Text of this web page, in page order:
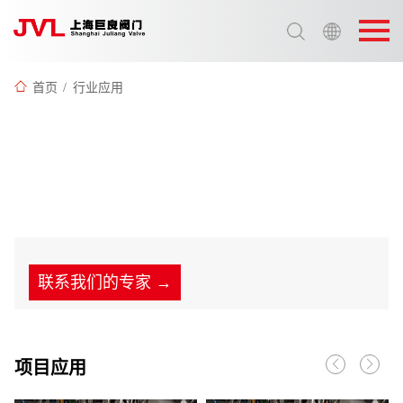
选择语言:
英语 / English
首页 / 行业应用
联系我们的专家 →
项目应用